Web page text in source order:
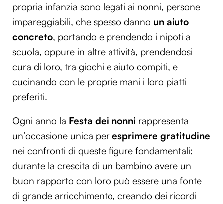
propria infanzia sono legati ai nonni, persone
impareggiabili, che spesso danno un aiuto
concreto, portando e prendendo i nipoti a
scuola, oppure in altre attività, prendendosi
cura di loro, tra giochi e aiuto compiti, e
cucinando con le proprie mani i loro piatti
preferiti.
Ogni anno la Festa dei nonni rappresenta
un’occasione unica per esprimere gratitudine
nei confronti di queste figure fondamentali:
durante la crescita di un bambino avere un
buon rapporto con loro può essere una fonte
di grande arricchimento, creando dei ricordi